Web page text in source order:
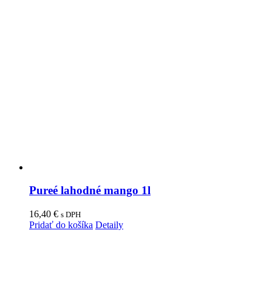
Pureé lahodné mango 1l
16,40 € s DPH
Pridať do košíka Detaily